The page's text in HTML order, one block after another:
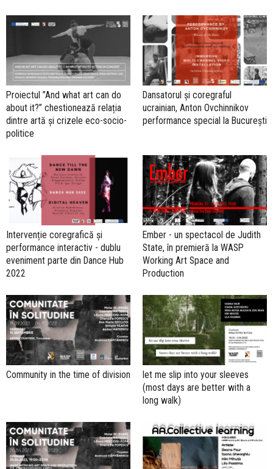
Proiectul ”And what art can do
about it?” chestionează relația
dintre artă și crizele eco-socio-
politice
Dansatorul și coregraful
ucrainian, Anton Ovchinnikov
performance special la București
Intervenție coregrafică și
performance interactiv - dublu
eveniment parte din Dance Hub
2022
Ember - un spectacol de Judith
State, în premieră la WASP
Working Art Space and
Production
Community in the time of division
let me slip into your sleeves
(most days are better with a
long walk)